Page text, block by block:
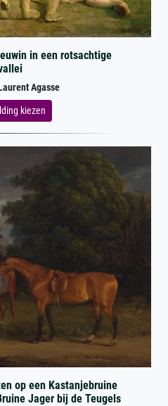
in een rotsachtige
Agasse
kiezen
op een Kastanjebruine
Jager bij de Teugels